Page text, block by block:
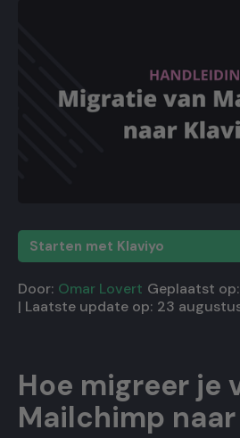
Starten met Klaviyo
Door: Omar Lovert Geplaatst op:
| Laatste update op: 23
Hoe migreer je
Mailchimp